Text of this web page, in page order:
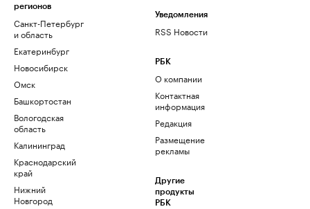
регионов
Санкт-Петербург
и область
Екатеринбург
Новосибирск
Омск
Башкортостан
Вологодская
область
Калининград
Краснодарский
край
Нижний
Новгород
Уведомления
RSS Новости
РБК
О компании
Контактная
информация
Редакция
Размещение
рекламы
Другие
продукты
РБК